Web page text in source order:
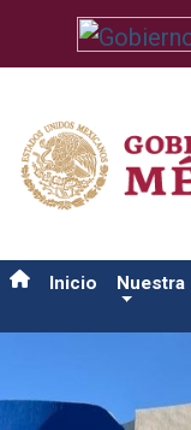
/usr/bin/ruby /www/
Inicio